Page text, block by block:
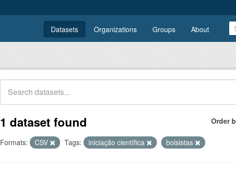
Datasets Organizations Groups About
Order
1 dataset found
Formats: CSV Tags: iniciação científica bolsistas